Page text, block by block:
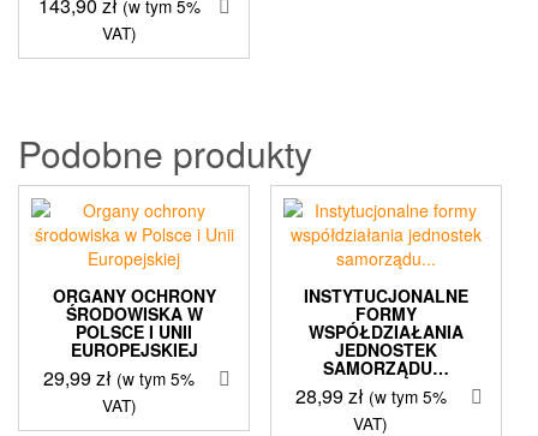
(w tym 5%
VAT)
Podobne produkty
ORGANY OCHRONY
ŚRODOWISKA W
POLSCE I UNII
EUROPEJSKIEJ
29,99zł (w tym 5%
VAT)
INSTYTUCJONALNE
FORMY
WSPÓŁDZIAŁANIA
JEDNOSTEK
SAMORZĄDU…
28,99zł (w tym 5%
VAT)